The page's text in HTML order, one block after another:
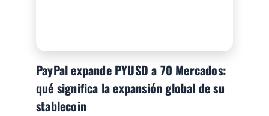
PayPal expande PYUSD a 70 Mercados:
qué significa la expansión global de su
stablecoin